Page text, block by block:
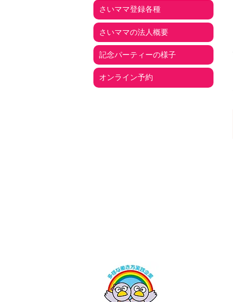
さいママ登録各種
さいママの法人概要
記念パーティーの様子
オンライン予約